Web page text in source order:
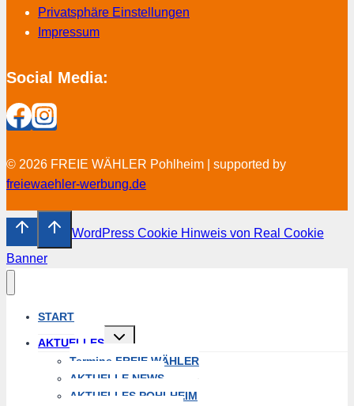
Privatsphäre Einstellungen
Impressum
Social Media:
© 2026 FREIE WÄHLER Pohlheim | supported by
freiewaehler-werbung.de
WordPress Cookie Hinweis von Real Cookie
Banner
START
AKTUELLES
Untermenü
umschalten
Termine FREIE WÄHLER
AKTUELLE NEWS
AKTUELLES POHLHEIM